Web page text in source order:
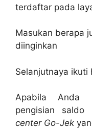
terdaftar pada
Masukan berapa
diinginkan
Selanjutnaya ikuti
Apabila Anda
pengisian saldo
center Go-Jek